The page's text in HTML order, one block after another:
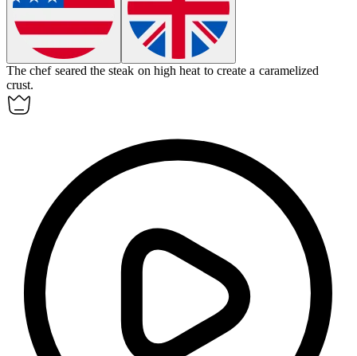
The chef seared the steak on high heat to create a caramelized
crust.